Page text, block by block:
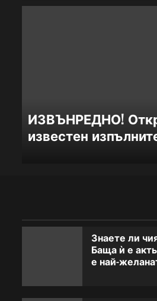
пенсии:
ИЗВЪНРЕДНО!
известен
Знаете ли
Баща ѝ е
е най-